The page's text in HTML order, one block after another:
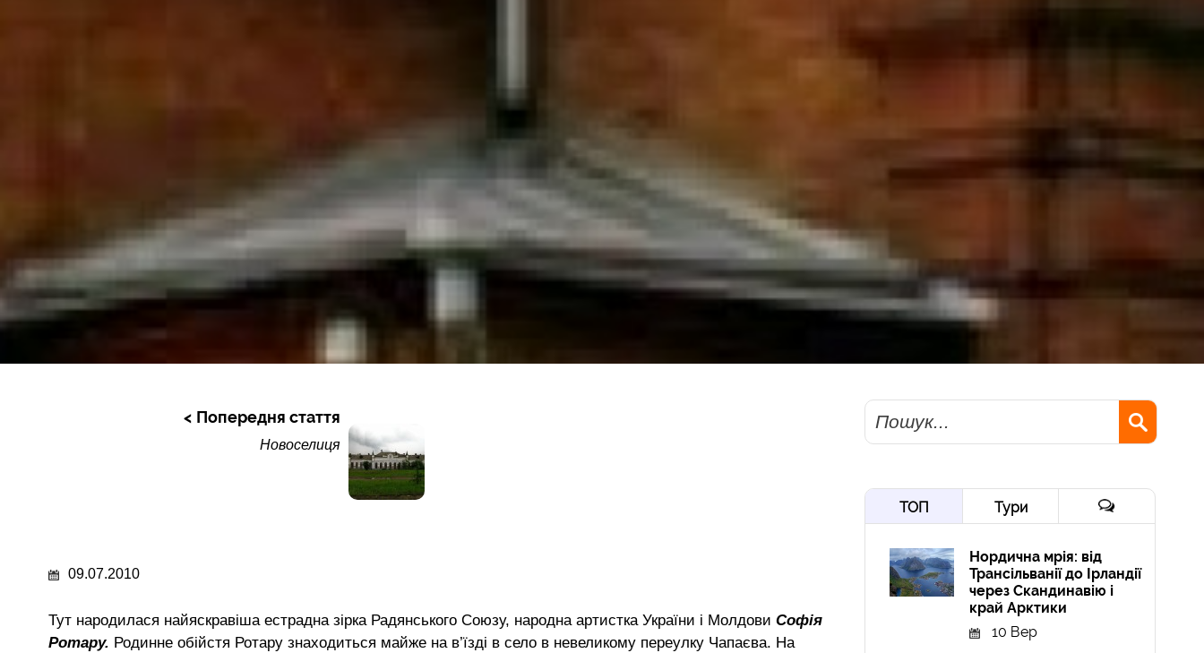
Попередня стаття
Новоселиця
09.07.2010
Тут народилася найяскравіша естрадна зірка Радянського Союзу, народна артистка України і Молдови Софія
Ротару. Родинне обійстя Ротару знаходиться майже на в’їзді в село в невеликому переулку Чапаєва. На
Пошук
ТОП Тури
Нордична мрія: від
Трансільванії до Ірландії
через Скандинавію і
край Арктики
10 Вер